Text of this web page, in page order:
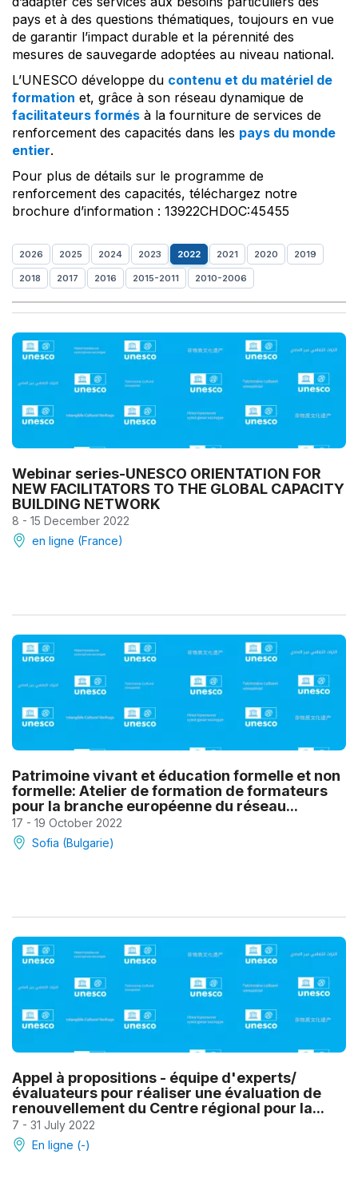
pays et à des questions thématiques, toujours en vue
de garantir l’impact durable et la pérennité des
mesures de sauvegarde adoptées au niveau national.
L’UNESCO développe du contenu et du matériel de
formation et, grâce à son réseau dynamique de
facilitateurs formés à la fourniture de services de
renforcement des capacités dans les pays du monde
entier.
Pour plus de détails sur le programme de
renforcement des capacités, téléchargez notre
brochure d’information : 13922CHDOC:45455
2026 2025 2024 2023 2022 2021 2020 2019
2018 2017 2016 2015-2011 2010-2006
Webinar series-UNESCO ORIENTATION FOR
NEW FACILITATORS TO THE GLOBAL CAPACITY
BUILDING NETWORK
8 - 15 December 2022
en ligne (France)
Patrimoine vivant et éducation formelle et non
formelle: Atelier de formation de formateurs
pour la branche européenne du réseau...
17 - 19 October 2022
Sofia (Bulgarie)
Appel à propositions - équipe d'experts/
évaluateurs pour réaliser une évaluation de
renouvellement du Centre régional pour la...
7 - 31 July 2022
En ligne (-)